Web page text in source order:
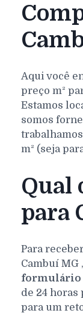
Aqui você
preço m²
Estamos
somos
m² (seja
Qual
para
Para
Cambuí MG
formulário
de 24 horas
para um